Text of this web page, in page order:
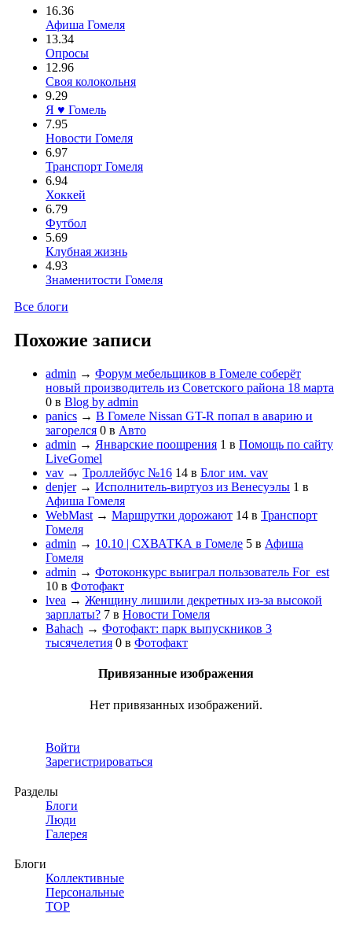
16.36
Афиша Гомеля
13.34
Опросы
12.96
Своя колокольня
9.29
Я ♥ Гомель
7.95
Новости Гомеля
6.97
Транспорт Гомеля
6.94
Хоккей
6.79
Футбол
5.69
Клубная жизнь
4.93
Знаменитости Гомеля
Все блоги
Похожие записи
admin → Форум мебельщиков в Гомеле соберёт
новый производитель из Советского района 18 марта
0 в Blog by admin
panics → В Гомеле Nissan GT-R попал в аварию и
загорелся 0 в Авто
admin → Январские поощрения 1 в Помощь по сайту
LiveGomel
vav → Троллейбус №16 14 в Блог им. vav
denjer→ Исполнитель-виртуоз из Венесуэлы 1 в
Афиша Гомеля
WebMast → Маршрутки дорожают 14 в Транспорт
Гомеля
admin → 10.10 | СХВАТКА в Гомеле 5 в Афиша
Гомеля
admin → Фотоконкурс выиграл пользователь For_est
10 в Фотофакт
lvea → Женщину лишили декретных из-за высокой
зарплаты? 7 в Новости Гомеля
Bahach → Фотофакт: парк выпускников 3
тысячелетия 0 в Фотофакт
Привязанные изображения
Нет привязанных изображений.
Войти
Зарегистрироваться
Разделы
Блоги
Люди
Галерея
Блоги
Коллективные
Персональные
TOP